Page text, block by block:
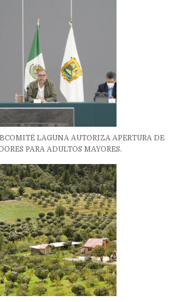
LAGUNA AUTORIZA APERTURA DE
PARA ADULTOS MAYORES.